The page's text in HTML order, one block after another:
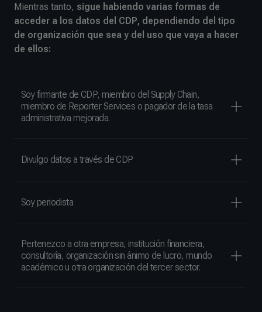
Mientras tanto, sigue habiendo varias formas de
acceder a los datos del CDP, dependiendo del tipo
de organización que sea y del uso que vaya a hacer
de ellos:
Soy firmante de CDP, miembro del Supply Chain,
miembro de Reporter Services o pagador de la tasa
administrativa mejorada.
Divulgo datos a través de CDP
Soy periodista
Pertenezco a otra empresa, institución financiera,
consultoría, organización sin ánimo de lucro, mundo
académico u otra organización del tercer sector.